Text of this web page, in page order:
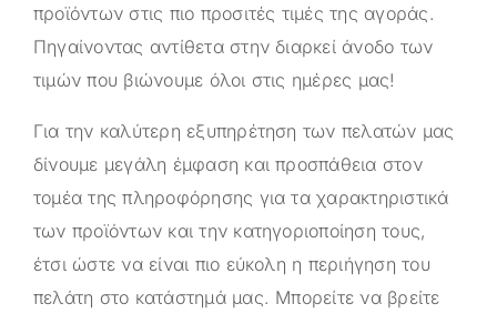
προϊόντων στις πιο προσιτές τιμές της αγοράς.
Πηγαίνοντας αντίθετα στην διαρκεί άνοδο των
τιμών που βιώνουμε όλοι στις ημέρες μας!
Για την καλύτερη εξυπηρέτηση των πελατών μας
δίνουμε μεγάλη έμφαση και προσπάθεια στον
τομέα της πληροφόρησης για τα χαρακτηριστικά
των προϊόντων και την κατηγοριοποίηση τους,
έτσι ώστε να είναι πιο εύκολη η περιήγηση του
πελάτη στο κατάστημά μας. Μπορείτε να βρείτε